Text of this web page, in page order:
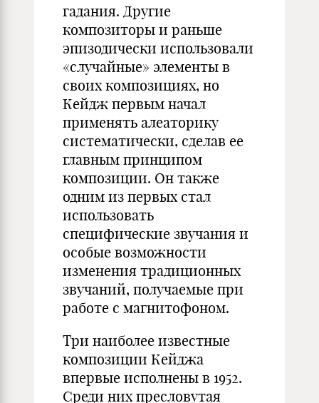
гадания. Другие
композиторы и раньше
эпизодически использовали
«случайные» элементы в
своих композициях, но
Кейдж первым начал
применять алеаторику
систематически, сделав ее
главным принципом
композиции. Он также
одним из первых стал
использовать
специфические звучания и
особые возможности
изменения традиционных
звучаний, получаемые при
работе с магнитофоном.
Три наиболее известные
композиции Кейджа
впервые исполнены в 1952.
Среди них пресловутая